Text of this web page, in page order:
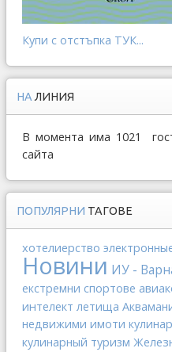
Купи с отстъпка ТУК...
НА ЛИНИЯ
В момента има 1021
сайта
ПОПУЛЯРНИ ТАГОВЕ
хотелиерство
Новини ИУ -
екстремни спортове
интелект летища
недвижими имоти
кулинарный туризм